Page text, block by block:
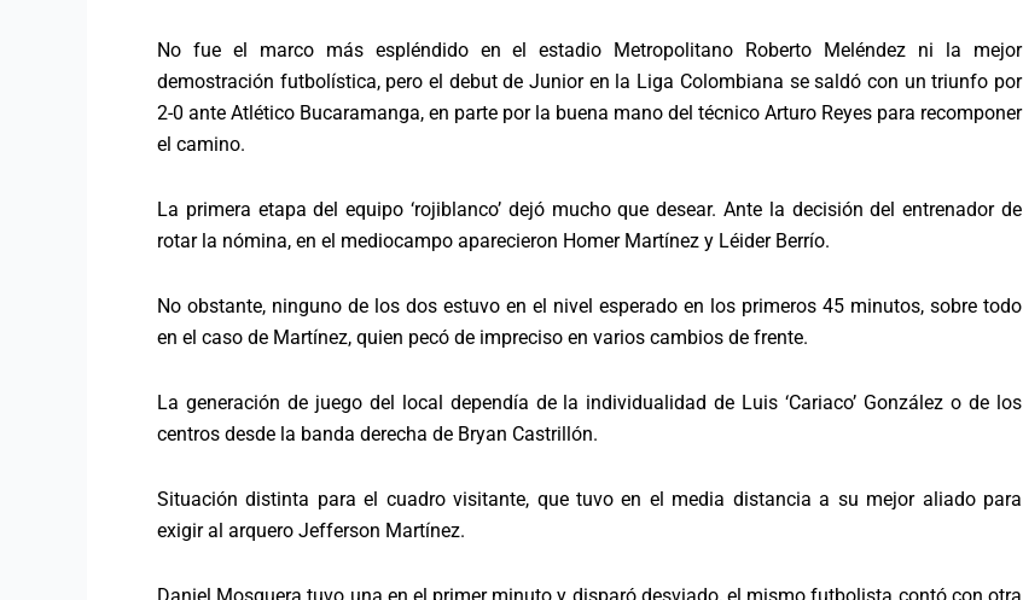
No fue el marco más espléndido en el estadio Metropolitano Roberto Meléndez ni la mejor
demostración futbolística, pero el debut de Junior en la Liga Colombiana se saldó con un triunfo por
2-0 ante Atlético Bucaramanga, en parte por la buena mano del técnico Arturo Reyes para recomponer
el camino.
La primera etapa del equipo ‘rojiblanco’ dejó mucho que desear. Ante la decisión del entrenador de
rotar la nómina, en el mediocampo aparecieron Homer Martínez y Léider Berrío.
No obstante, ninguno de los dos estuvo en el nivel esperado en los primeros 45 minutos, sobre todo
en el caso de Martínez, quien pecó de impreciso en varios cambios de frente.
La generación de juego del local dependía de la individualidad de Luis ‘Cariaco’ González o de los
centros desde la banda derecha de Bryan Castrillón.
Situación distinta para el cuadro visitante, que tuvo en el media distancia a su mejor aliado para
exigir al arquero Jefferson Martínez.